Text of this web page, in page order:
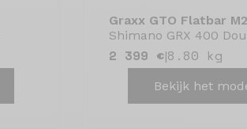
Graxx GTO Flatbar M2
Shimano GRX 400
2 399 €|8.80 kg
Bekijk het